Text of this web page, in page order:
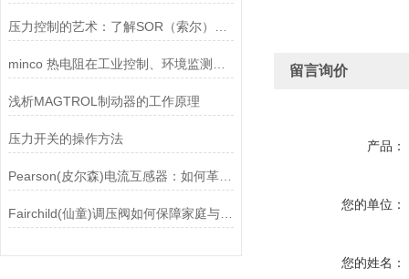
浅析MAGTROL制动器的工作原理
压力开关的操作方法
Pearson(皮尔森)电流互感器：如何革新电力监控？
Fairchild(仙童)调压阀如何保障家庭与工业安全？
留言询价
产品：
您的单位：
您的姓名：